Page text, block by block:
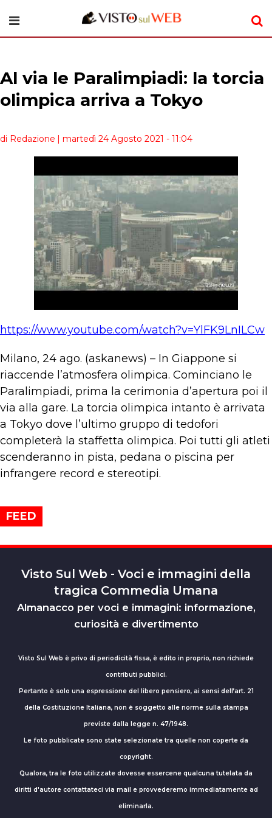
Al via le Paralimpiadi: la torcia
olimpica arriva a Tokyo
di Redazione | martedì 24 Agosto 2021 - 11:04
https://www.youtube.com/watch?v=YlFK9LnILCw
Milano, 24 ago. (askanews) – In Giappone si
riaccende l’atmosfera olimpica. Cominciano le
Paralimpiadi, prima la cerimonia d’apertura poi il
via alla gare. La torcia olimpica intanto è arrivata
a Tokyo dove l’ultimo gruppo di tedofori
completerà la staffetta olimpica. Poi tutti gli atleti
scenderanno in pista, pedana o piscina per
infrangere record e stereotipi.
FEED
Visto Sul Web - Voci e immagini della
tragica Commedia Umana
Almanacco per voci e immagini: informazione,
curiosità e divertimento
Visto Sul Web è privo di periodicità fissa, è edito in proprio, non richiede
contributi pubblici.
Pertanto è solo una espressione del libero pensiero, ai sensi dell’art. 21
della Costituzione Italiana, non è soggetto alle norme sulla stampa
previste dalla legge n. 47/1948.
Le foto pubblicate sono state selezionate tra quelle non coperte da
copyright.
Qualora, tra le foto utilizzate dovesse essercene qualcuna tutelata da
diritti d'autore contattateci via mail e provvederemo immediatamente ad
eliminarla.